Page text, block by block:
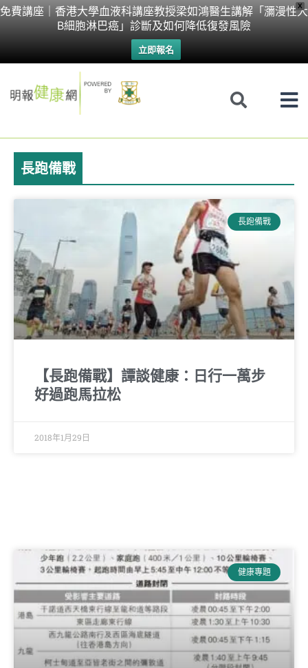
X
免費講座｜香港大學血液科講座教授梁如鴻醫生講解「瀰漫性大
B細胞淋巴癌」診斷及如何降低復發風險
立即報名
Skip
長跑備戰
長跑備戰
【長跑備戰】譚談健康：日行一萬步
好過跑馬拉松
2018年1月29日
健康專題
Page